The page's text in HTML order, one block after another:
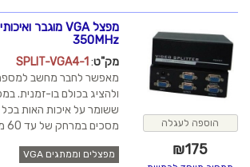
מפצל VGA מוגבר ואיכותי ל-4 מסכים
350MHz
מק"ט:
SPLIT-VGA4-1
מאפשר לחבר מחשב למספר צגים או מקרנים
ולהציג בכולם בו-זמנית. במפצל יש מגבר מובנה
ששומר על איכות האות בכל היציאות. ניתן לחבר
מסכים במרחק של עד 60 מטר...
מפצלים וממתגים VGA